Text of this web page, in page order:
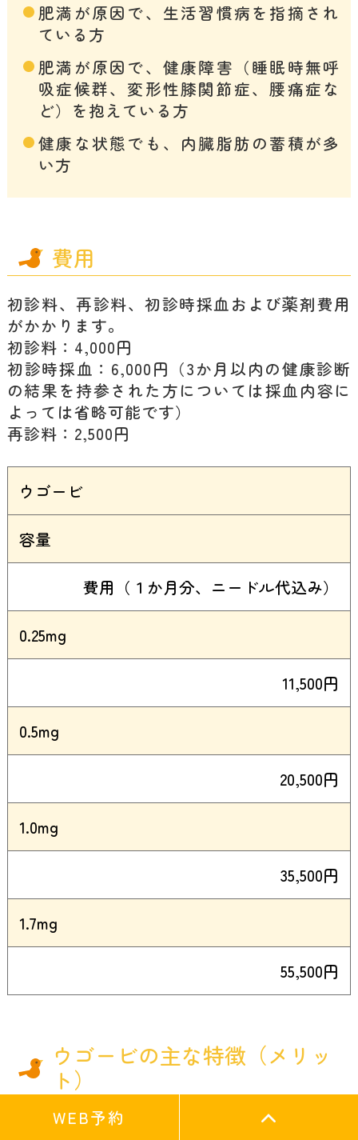
肥満が原因で、生活習慣病を指摘され
ている方
肥満が原因で、健康障害（睡眠時無呼
吸症候群、変形性膝関節症、腰痛症な
ど）を抱えている方
健康な状態でも、内臓脂肪の蓄積が多
い方
費用
初診料、再診料、初診時採血および薬剤費用
がかかります。
初診料：4,000円
初診時採血：6,000円（3か月以内の健康診断
の結果を持参された方については採血内容に
よっては省略可能です）
再診料：2,500円
ウゴービ
容量
費用（１か月分、ニードル代込み）
0.25mg
11,500円
0.5mg
20,500円
1.0mg
35,500円
1.7mg
55,500円
ウゴービの主な特徴（メリッ
ト）
確かな体重減少効果： 臨床試験において、高
WEB予約